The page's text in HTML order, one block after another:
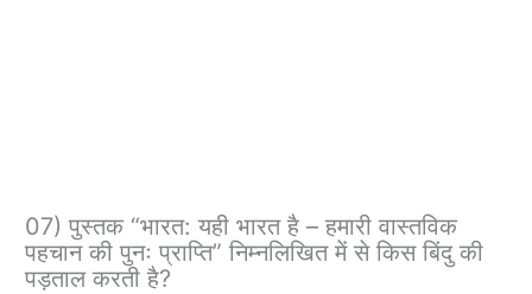
07) पुस्तक “भारत: यही भारत है – हमारी वास्तविक
पहचान की पुनः प्राप्ति” निम्नलिखित में से किस बिंदु की
पड़ताल करती है?